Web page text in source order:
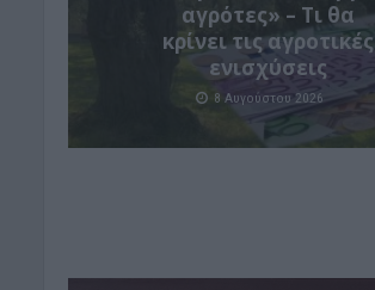
αγρότες» – Τι θα
κρίνει τις αγροτικές
ενισχύσεις
8 Αυγούστου 2026